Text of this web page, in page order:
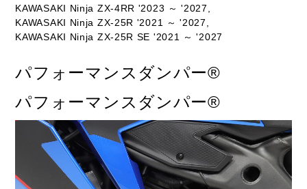
HONDA YAMAHA SUZUKI
HARLEY DAVIDSON KTM TRIUMPH
閉じる
KAWASAKI Ninja ZX-4RR '2023 ～ '2027,
KAWASAKI Ninja ZX-25R '2021 ～ '2027,
KAWASAKI Ninja ZX-25R SE '2021 ～ '2027
パフォーマンスダンパー®
パフォーマンスダンパー®